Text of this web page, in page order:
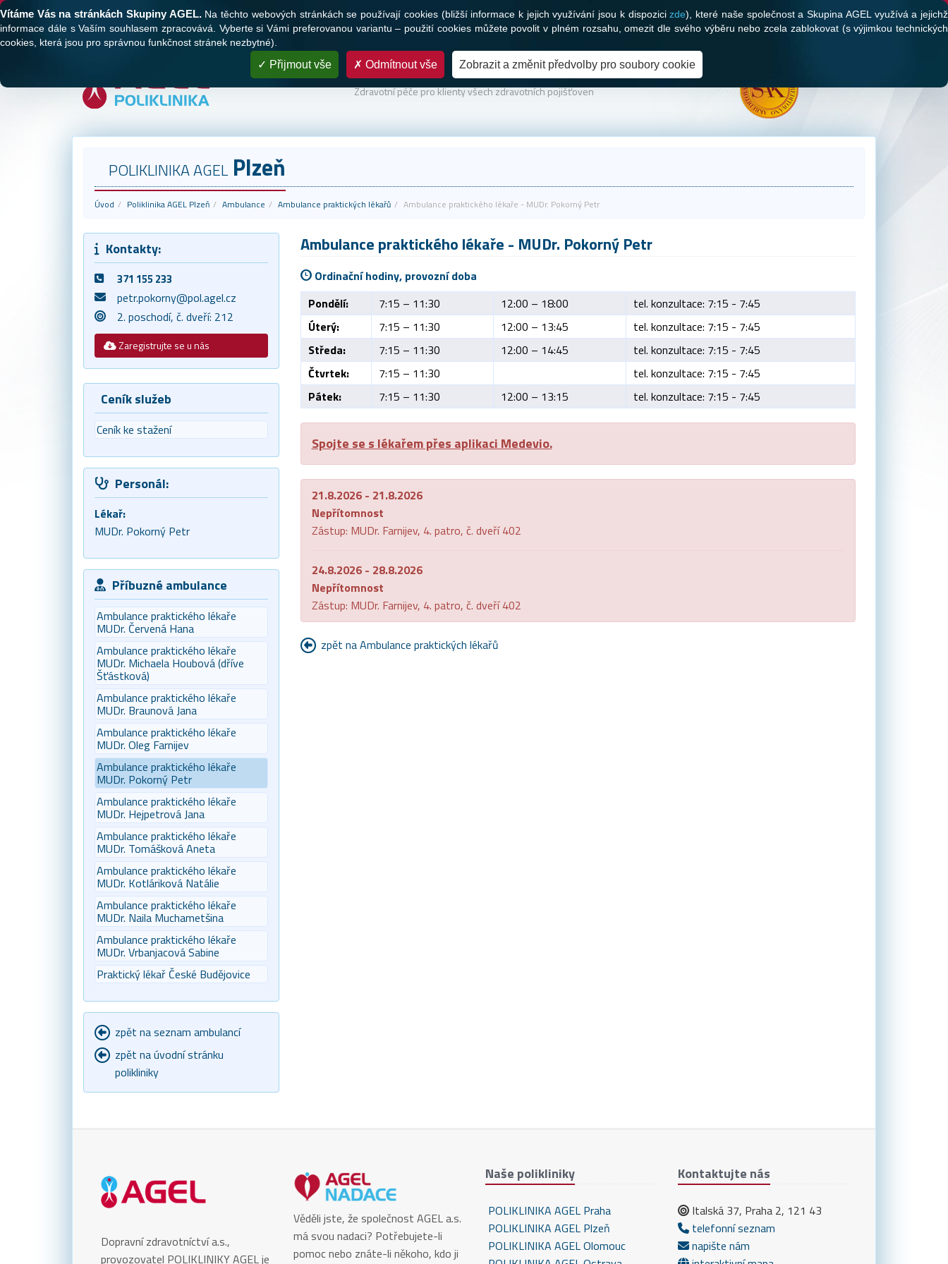
O nás Naše polikliniky Registrace Služby Novinky a média Nabídka práce Kontakty
PARTNER VAŠEHO ZDRAVÍ
Zdravotní péče pro klienty všech zdravotních pojišťoven
POLIKLINIKA AGEL Plzeň
Úvod Poliklinika AGEL Plzeň Ambulance Ambulance praktických lékařů Ambulance praktického lékaře - MUDr. Pokorný Petr
Ambulance praktického lékaře - MUDr. Pokorný Petr
Ordinační hodiny, provozní doba
Pondělí:
7:15 – 11:30 12:00 – 18:00
tel. konzultace: 7:15 - 7:45
Úterý:
7:15 – 11:30 12:00 – 13:45
tel. konzultace: 7:15 - 7:45
Středa:
7:15 – 11:30 12:00 – 14:45
tel. konzultace: 7:15 - 7:45
Čtvrtek:
7:15 – 11:30
tel. konzultace: 7:15 - 7:45
Pátek:
7:15 – 11:30 12:00 – 13:15 tel. konzultace: 7:15 - 7:45
Spojte se s lékařem přes aplikaci Medevio.
21.8.2026 - 21.8.2026
Nepřítomnost
Zástup: MUDr. Farnijev, 4. patro, č. dveří 402
24.8.2026 - 28.8.2026
Nepřítomnost
Zástup: MUDr. Farnijev, 4. patro, č. dveří 402
zpět na Ambulance praktických lékařů
Kontakty:
371 155 233
petr.pokorny@pol.agel.cz
2. poschodí, č. dveří: 212
Zaregistrujte se u nás
Ceník služeb
Ceník ke stažení
Personál:
Lékař:
MUDr. Pokorný Petr
Příbuzné ambulance
Ambulance praktického lékaře
MUDr. Červená Hana
Ambulance praktického lékaře
MUDr. Michaela Houbová (dříve
Šťástková)
Ambulance praktického lékaře
MUDr. Braunová Jana
Ambulance praktického lékaře
MUDr. Oleg Farnijev
Ambulance praktického lékaře
MUDr. Pokorný Petr
Ambulance praktického lékaře
MUDr. Hejpetrová Jana
Ambulance praktického lékaře
MUDr. Tomášková Aneta
Ambulance praktického lékaře
MUDr. Kotláriková Natálie
Ambulance praktického lékaře
MUDr. Naila Muchametšina
Ambulance praktického lékaře
MUDr. Vrbanjacová Sabine
Praktický lékař České Budějovice
zpět na seznam ambulancí
zpět na úvodní stránku
polikliniky
Dopravní zdravotníctví a.s.,
provozovatel POLIKLINIKY AGEL je
Věděli jste, že společnost AGEL a.s.
má svou nadaci? Potřebujete-li
pomoc nebo znáte-li někoho, kdo ji
Naše polikliniky
POLIKLINIKA AGEL Praha
POLIKLINIKA AGEL Plzeň
POLIKLINIKA AGEL Olomouc
Kontaktujte nás
Italská 37, Praha 2, 121 43
telefonní seznam
napište nám
Tato webová stránka používá cookies
Vítáme Vás na stránkách Skupiny AGEL.Na těchto webových stránkách se používají cookies (bližší informace k jejich využívání jsou k dispozicizde), které naše společnost a Skupina AGEL využívá a jejichž
informace dále s Vaším souhlasem zpracovává. Vyberte si Vámi preferovanou variantu – použití cookies můžete povolit v plném rozsahu, omezit dle svého výběru nebo zcela zablokovat (s výjimkou technických
cookies, která jsou pro správnou funkčnost stránek nezbytné).
Přijmout vše Odmítnout vše Zobrazit a změnit předvolby pro soubory cookie